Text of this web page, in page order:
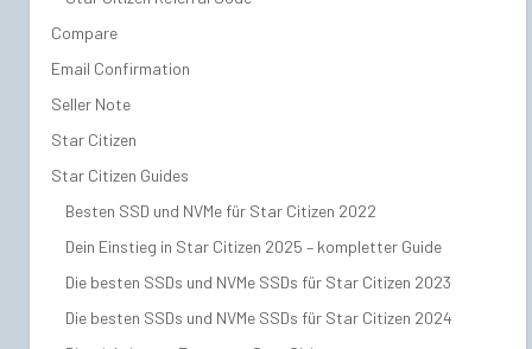
Compare
Email Confirmation
Seller Note
Star Citizen
Star Citizen Guides
Besten SSD und NVMe für Star Citizen 2022
Dein Einstieg in Star Citizen 2025 – kompletter Guide
Die besten SSDs und NVMe SSDs für Star Citizen 2023
Die besten SSDs und NVMe SSDs für Star Citizen 2024